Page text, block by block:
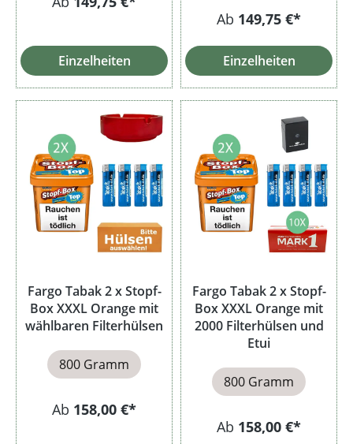
Einzelheiten
Ab 149,75 €*
Einzelheiten
Fargo Tabak 2 x Stopf-
Box XXXL Orange mit
wählbaren Filterhülsen
800 Gramm
Ab 158,00 €*
Fargo Tabak 2 x Stopf-
Box XXXL Orange mit
2000 Filterhülsen und
Etui
800 Gramm
Ab 158,00 €*